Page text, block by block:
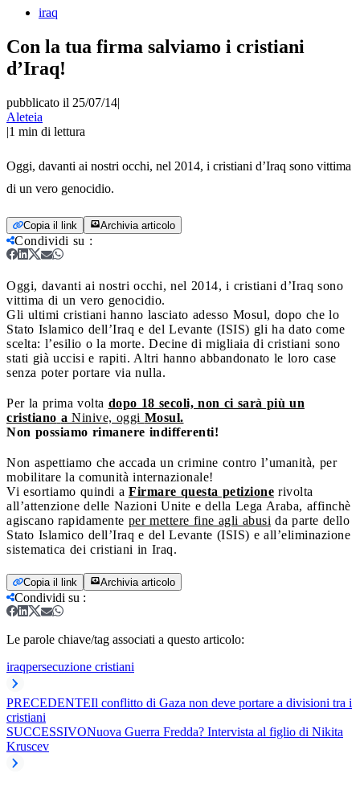
iraq
Con la tua firma salviamo i cristiani
d’Iraq!
pubblicato il 25/07/14|
Aleteia
|1 min di lettura
Oggi, davanti ai nostri occhi, nel 2014, i cristiani d’Iraq sono vittima
di un vero genocidio.
Copia il link Archivia articolo
Condividi su :
Oggi, davanti ai nostri occhi, nel 2014, i cristiani d’Iraq sono
vittima di un vero genocidio.
Gli ultimi cristiani hanno lasciato adesso Mosul, dopo che lo
Stato Islamico dell’Iraq e del Levante (ISIS) gli ha dato come
scelta: l’esilio o la morte. Decine di migliaia di cristiani sono
stati già uccisi e rapiti. Altri hanno abbandonato le loro case
senza poter portare via nulla.
Per la prima volta dopo 18 secoli, non ci sarà più un
cristiano a Ninive, oggi Mosul.
Non possiamo rimanere indifferenti!
Non aspettiamo che accada un crimine contro l’umanità, per
mobilitare la comunità internazionale!
Vi esortiamo quindi a Firmare questa petizione rivolta
all’attenzione delle Nazioni Unite e della Lega Araba, affinchè
agiscano rapidamente per mettere fine agli abusi da parte dello
Stato Islamico dell’Iraq e del Levante (ISIS) e all’eliminazione
sistematica dei cristiani in Iraq.
Copia il link Archivia articolo
Condividi su :
Le parole chiave/tag associati a questo articolo:
iraqpersecuzione cristiani
PRECEDENTEIl conflitto di Gaza non deve portare a divisioni tra i
cristiani
SUCCESSIVONuova Guerra Fredda? Intervista al figlio di Nikita
Kruscev